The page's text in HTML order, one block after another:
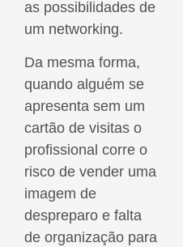
as possibilidades de
um networking.
Da mesma forma,
quando alguém se
apresenta sem um
cartão de visitas o
profissional corre o
risco de vender uma
imagem de
despreparo e falta
de organização para